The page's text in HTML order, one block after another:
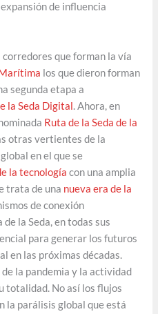
de influencia
que forman la vía
los que dieron forman
segunda etapa a
la Seda Digital. Ahora, en
Ruta de la Seda de la
otras vertientes de la
en el que se
la tecnología con una amplia
trata de una nueva era de la
de conexión
la Seda, en todas sus
para generar los futuros
en las próximas décadas.
la pandemia y la actividad
totalidad. No así los flujos
la parálisis global que está